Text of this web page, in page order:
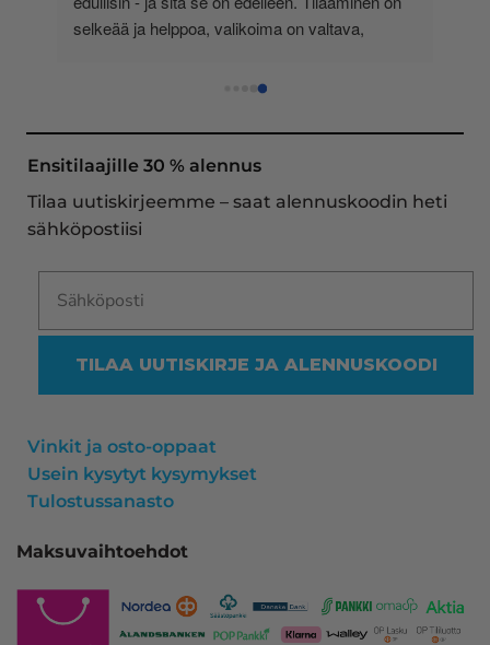
selkeää ja helppoa, valikoima on valtava,
asiakaspalvelu todella ripeää (s-postin kautta) ja
oli noudettavissa postin lokerosta tänään!! En
näe mitään syytä vaihtaa toimittajaa. Kaikki on
ollut mitään moitittavaa! Lämmin suositus!
Ensitilaajille 30 % alennus
Tilaa uutiskirjeemme – saat alennuskoodin heti
sähköpostiisi
TILAA UUTISKIRJE JA ALENNUSKOODI
Vinkit ja osto-oppaat
Usein kysytyt kysymykset
Tulostussanasto
Maksuvaihtoehdot